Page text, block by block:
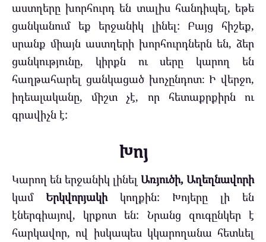
աստղերը խորհուրդ են տալիս հանդիպել, եթե
ցանկանում եք երջանիկ լինել: Բայց հիշեք,
սրանք միայն աստղերի խորհուրդներն են, ձեր
ցանկությունը, կիրքն ու սերը կարող են
հաղթահարել ցանկացած խոչընդոտ։ Ի վերջո,
իդեալականը, միշտ չէ, որ հետաքրքիրն ու
գրավիչն է:
Խոյ
Կարող են երջանիկ լինել Առյուծի, Աղեղնավորի
կամ Երկվորյակիկողքին: Խոյերը լի են
էներգիայով, կրքոտ են: Նրանց զուգընկեր է
հարկավոր, ով իսկապես կկարողանա հետևել